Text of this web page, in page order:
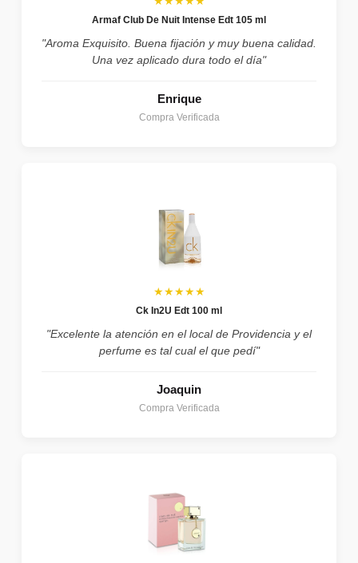
Armaf Club De Nuit Intense Edt 105 ml
"Aroma Exquisito. Buena fijación y muy buena calidad.
Una vez aplicado dura todo el día"
Enrique
Compra Verificada
★★★★★
Ck In2U Edt 100 ml
"Excelente la atención en el local de Providencia y el
perfume es tal cual el que pedí"
Joaquin
Compra Verificada